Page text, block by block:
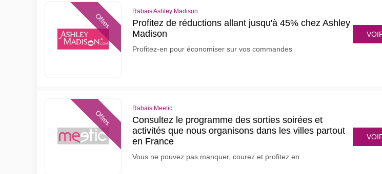
Offres
Rabais Ashley Madison
Profitez de réductions allant jusqu'à 45% chez Ashley
Madison
Profitez-en pour économiser sur vos commandes
Offres
Rabais Meetic
Consultez le programme des sorties soirées et
activités que nous organisons dans les villes partout
en France
Vous ne pouvez pas manquer, courez et profitez en